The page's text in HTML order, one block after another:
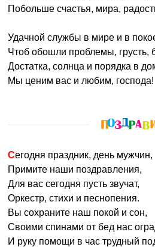
Побольше счастья, мира,
Удачной службы в мире и в
Чтоб обошли проблемы, грусть,
Достатка, солнца и порядка в
Мы ценим вас и любим, господа!
Сегодня праздник, день мужчин,
Примите наши поздравления,
Для вас сегодня пусть звучат,
Оркестр, стихи и песнопения.
Вы сохраните наш покой и сон,
Своими спинами от бед нас
И руку помощи в час трудный